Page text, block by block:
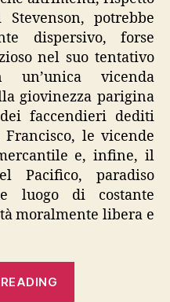
potrebbe
dispersivo, forse
nel suo tentativo
vicenda
giovinezza parigina
dei faccendieri dediti
le vicende
e, infine, il
Pacifico, paradiso
luogo di costante
moralmente libera e